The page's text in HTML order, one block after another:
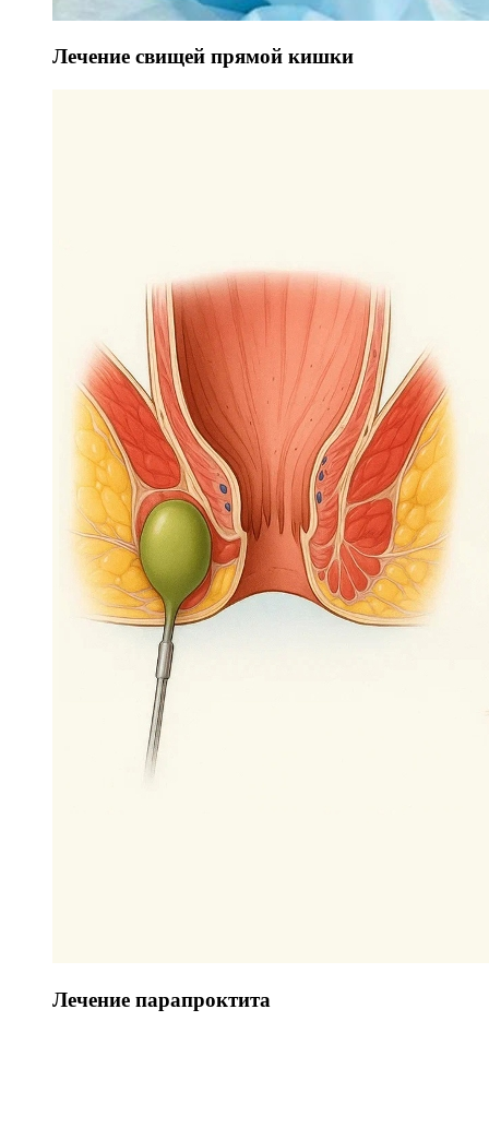
Лечение свищей прямой кишки
Лечение парапроктита